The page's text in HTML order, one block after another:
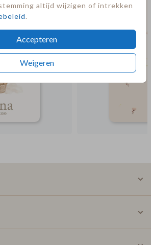
altijd wijzigen of intrekken
.
Accepteren
Weigeren